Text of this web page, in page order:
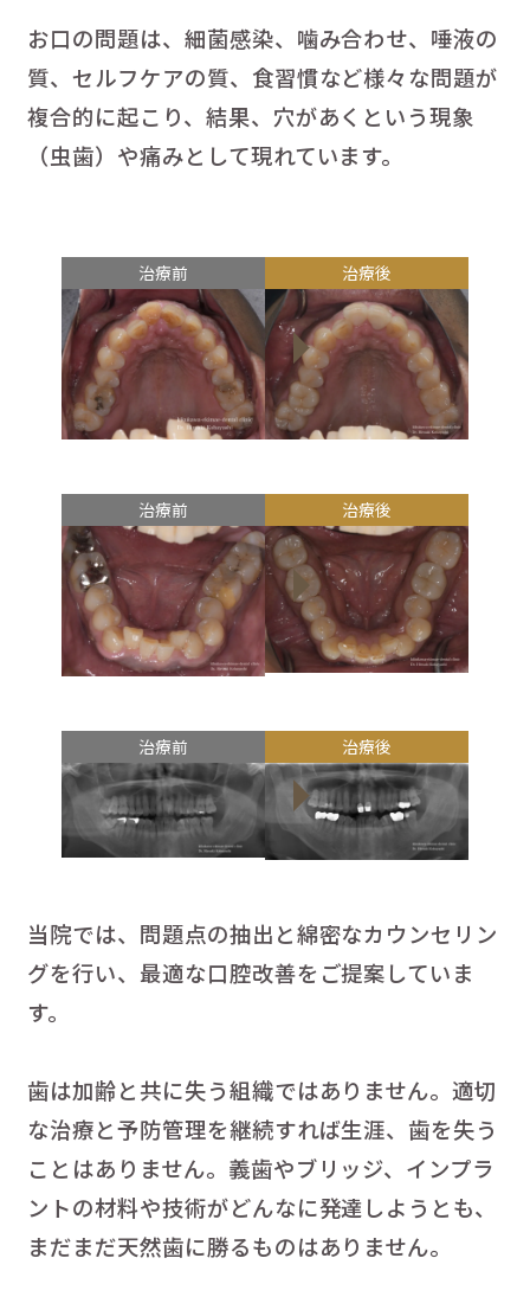
お口の問題は、細菌感染、噛み合わせ、唾液の
質、セルフケアの質、食習慣など様々な問題が
複合的に起こり、結果、穴があくという現象
（虫歯）や痛みとして現れています。
治療前 治療後
治療前 治療後
治療前 治療後
当院では、問題点の抽出と綿密なカウンセリン
グを行い、最適な口腔改善をご提案していま
す。
歯は加齢と共に失う組織ではありません。適切
な治療と予防管理を継続すれば生涯、歯を失う
ことはありません。義歯やブリッジ、インプラ
ントの材料や技術がどんなに発達しようとも、
まだまだ天然歯に勝るものはありません。